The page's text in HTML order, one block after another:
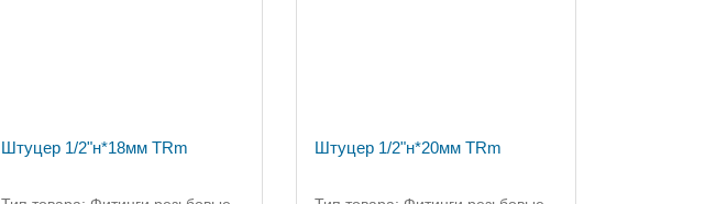
Штуцер 1/2"н*18мм TRm Штуцер 1/2"н*20мм TRm